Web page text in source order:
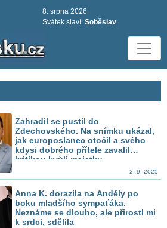
8. srpna 2026
Svátek slaví: Soběslav
Zahradil se pustil do
Zdechovského. Na snímku ukázal,
jak europoslanec otočil a svého
kdysi dobrého přítele zavalil
kritikou kvůli majetku
2. 9. 2025
Anna K. dorazila na Anděly po
boku mladšího sympaťáka.
Neznáme se dlouho, ale přirostl mi
k srdci, sdělila